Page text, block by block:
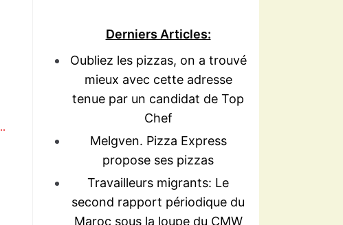
Derniers Articles:
Oubliez les pizzas, on a trouvé
mieux avec cette adresse
tenue par un candidat de Top
Chef
Melgven. Pizza Express
propose ses pizzas
Travailleurs migrants: Le
second rapport périodique du
Maroc sous la loupe du CMW